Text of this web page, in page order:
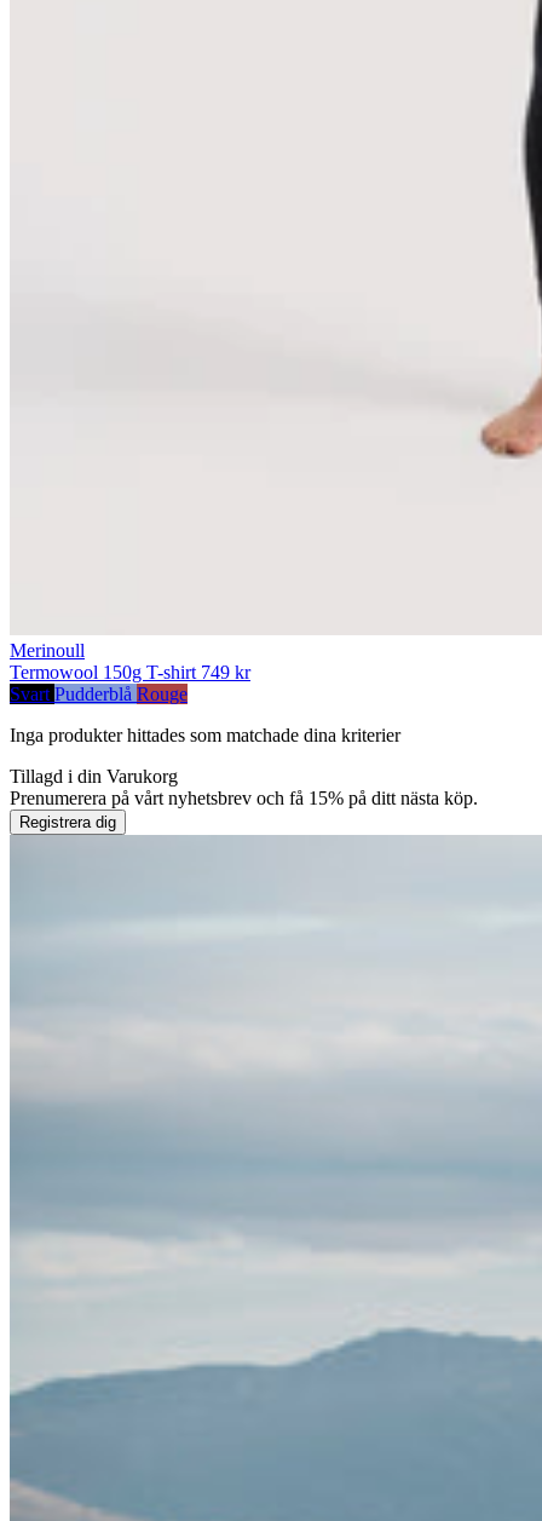
Merinoull
Termowool 150g T-shirt 749 kr
Svart Pudderblå Rouge
Inga produkter hittades som matchade dina kriterier
Tillagd i din Varukorg
Prenumerera på vårt nyhetsbrev och få 15% på ditt nästa köp.
Registrera dig